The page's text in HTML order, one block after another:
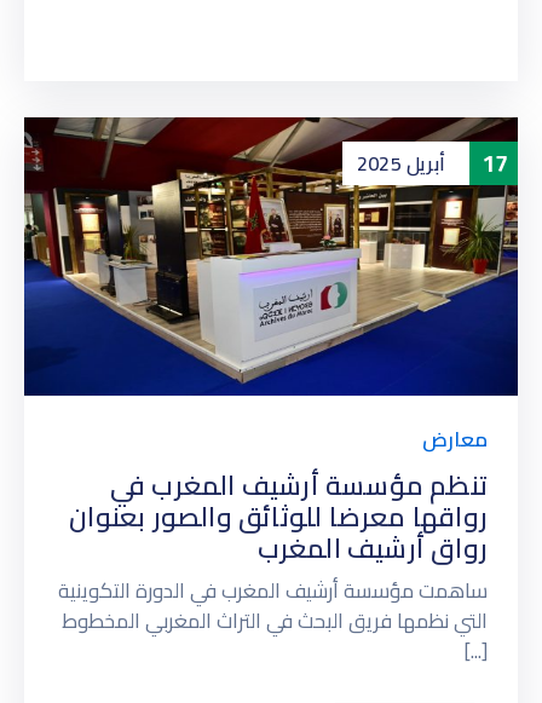
17 أبريل2025
معارض
تنظم مؤسسة أرشيف المغرب في
رواقها معرضا للوثائق والصور بعنوان
رواق أرشيف المغرب
ساهمت مؤسسة أرشيف المغرب في الدورة التكوينية
التي نظمها فريق البحث في التراث المغربي المخطوط
[...]